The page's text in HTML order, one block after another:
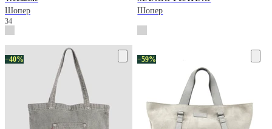
Шопер
34
Шопер
−40% −59%